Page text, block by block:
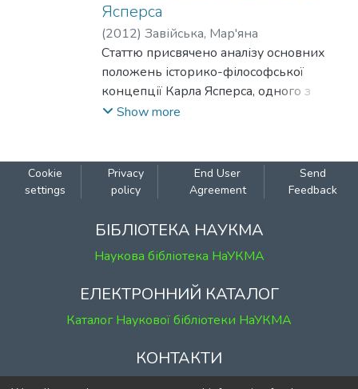
Ясперса
(2012) Завійська, Мар'яна
Статтю присвячено аналізу основних
положень історико-філософської
концепції Карла Ясперса, одного з
найвидатніших мислителів ХХ ст.
Show more
Cookie
settings
Privacy
policy
End User
Agreement
Send
Feedback
БІБЛІОТЕКА НАУКМА
Наукова бібліотека НаУКМА
ЕЛЕКТРОННИЙ КАТАЛОГ
Каталог Наукової бібліотеки НаУКМА
КОНТАКТИ
м. Київ, вул. Григорія Сковороди, 2